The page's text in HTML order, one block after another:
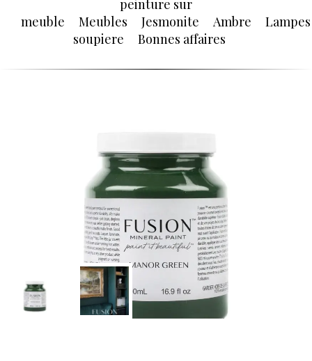
peinture sur
meuble
Meubles Jesmonite Ambre
Lampes
soupiere
Bonnes affaires